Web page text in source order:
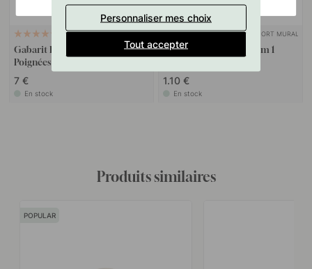
127
Gabarit De Perçage Pour
Poignées Et Boutons
7 €
En stock
10 SUPPORT MURAL
Goupille à vis M4x50mm 1
1.10 €
En stock
Produits similaires
POPULAR
Personnaliser mes choix
Tout accepter